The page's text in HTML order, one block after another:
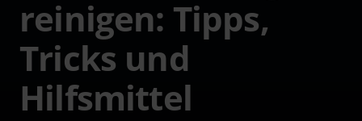
reinigen: Tipps,
Tricks und
Hilfsmittel